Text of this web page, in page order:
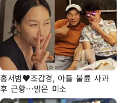
홍서범♥조갑경, 아들 불륜 사과
후 근황…밝은 미소